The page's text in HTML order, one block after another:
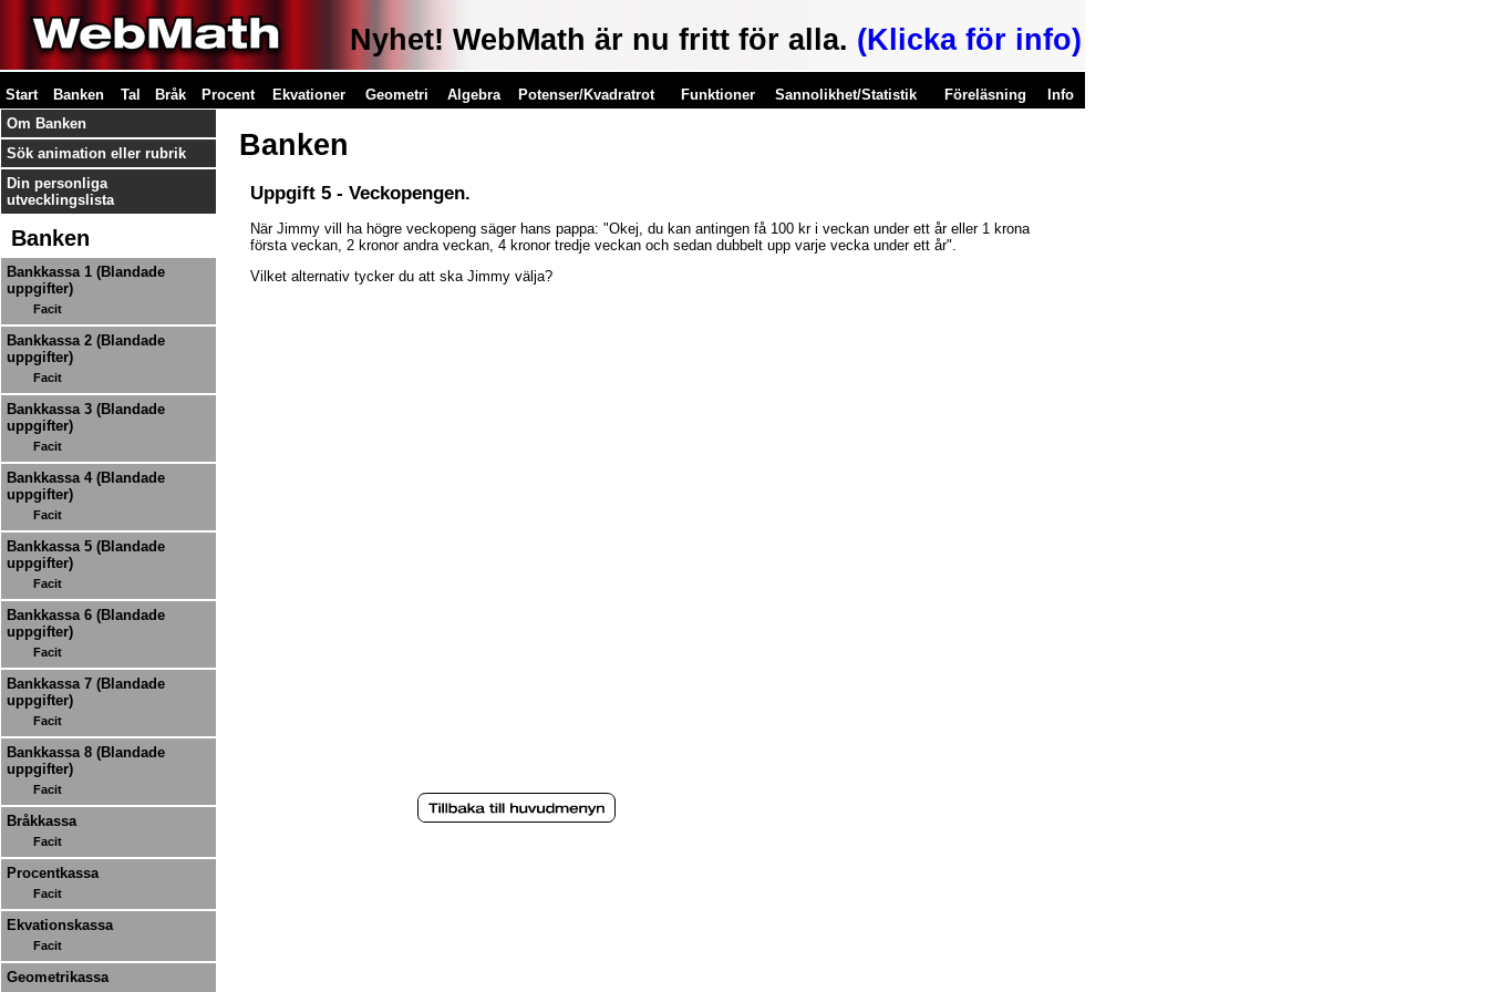
Nyhet! WebMath är nu fritt för alla. (Klicka för info)
Start Banken Tal Bråk Procent Ekvationer Geometri Algebra Potenser/Kvadratrot Funktioner Sannolikhet/Statistik Föreläsning
Info
Om Banken
Sök animation eller rubrik
Din personliga
utvecklingslista
Banken
Bankkassa 1 (Blandade
uppgifter)
Facit
Bankkassa 2 (Blandade
uppgifter)
Facit
Bankkassa 3 (Blandade
uppgifter)
Facit
Bankkassa 4 (Blandade
uppgifter)
Facit
Bankkassa 5 (Blandade
uppgifter)
Facit
Bankkassa 6 (Blandade
uppgifter)
Facit
Bankkassa 7 (Blandade
uppgifter)
Facit
Bankkassa 8 (Blandade
uppgifter)
Facit
Bråkkassa
Facit
Procentkassa
Facit
Ekvationskassa
Facit
Geometrikassa
Banken
Uppgift 5 - Veckopengen.
När Jimmy vill ha högre veckopeng säger hans pappa: "Okej, du kan antingen få 100 kr i veckan under ett år eller 1 krona
första veckan, 2 kronor andra veckan, 4 kronor tredje veckan och sedan dubbelt upp varje vecka under ett år".
Vilket alternativ tycker du att ska Jimmy välja?